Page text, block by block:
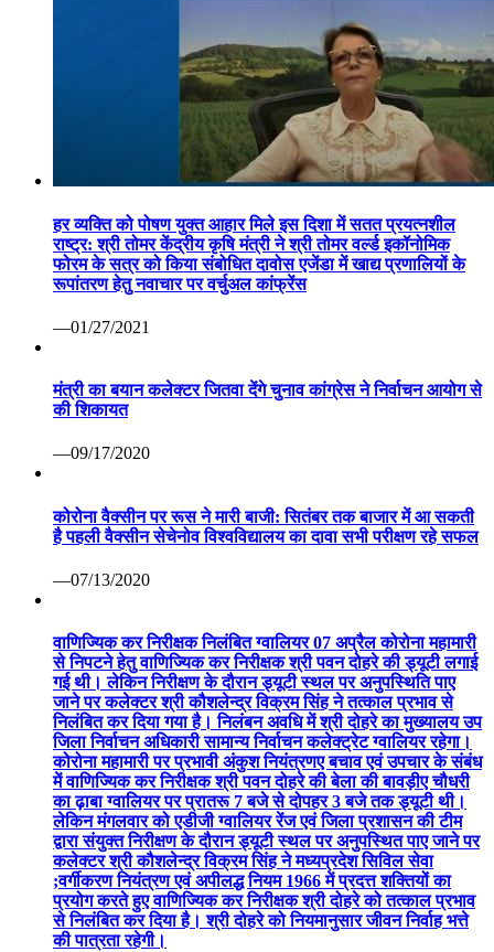
हर व्यक्ति को पोषण युक्त आहार मिले इस दिशा में सतत प्रयत्नशील
राष्ट्र: श्री तोमर केंद्रीय कृषि मंत्री ने श्री तोमर वर्ल्ड इकॉनोमिक
फोरम के सत्र को किया संबोधित दावोस एजेंडा में खाद्य प्रणालियों के
रूपांतरण हेतु नवाचार पर वर्चुअल कांफ्रेंस
—01/27/2021
मंत्री का बयान कलेक्टर जितवा देंगे चुनाव कांग्रेस ने निर्वाचन आयोग से
की शिकायत
—09/17/2020
कोरोना वैक्सीन पर रूस ने मारी बाजी: सितंबर तक बाजार में आ सकती
है पहली वैक्सीन सेचेनोव विश्वविद्यालय का दावा सभी परीक्षण रहे सफल
—07/13/2020
वाणिज्यिक कर निरीक्षक निलंबित ग्वालियर 07 अप्रैल कोरोना महामारी
से निपटने हेतु वाणिज्यिक कर निरीक्षक श्री पवन दोहरे की ड्यूटी लगाई
गई थी। लेकिन निरीक्षण के दौरान ड्यूटी स्थल पर अनुपस्थिति पाए
जाने पर कलेक्टर श्री कौशलेन्द्र विक्रम सिंह ने तत्काल प्रभाव से
निलंबित कर दिया गया है। निलंबन अवधि में श्री दोहरे का मुख्यालय उप
जिला निर्वाचन अधिकारी सामान्य निर्वाचन कलेक्ट्रेट ग्वालियर रहेगा।
कोरोना महामारी पर प्रभावी अंकुश नियंत्रणए बचाव एवं उपचार के संबंध
में वाणिज्यिक कर निरीक्षक श्री पवन दोहरे की बेला की बावड़ीए चौधरी
का ढ़ाबा ग्वालियर पर प्रातरू 7 बजे से दोपहर 3 बजे तक ड्यूटी थी।
लेकिन मंगलवार को एडीजी ग्वालियर रेंज एवं जिला प्रशासन की टीम
द्वारा संयुक्त निरीक्षण के दौरान ड्यूटी स्थल पर अनुपस्थित पाए जाने पर
कलेक्टर श्री कौशलेन्द्र विक्रम सिंह ने मध्यप्रदेश सिविल सेवा
;वर्गीकरण नियंत्रण एवं अपीलद्ध नियम 1966 में प्रदत्त शक्तियों का
प्रयोग करते हुए वाणिज्यिक कर निरीक्षक श्री दोहरे को तत्काल प्रभाव
से निलंबित कर दिया है। श्री दोहरे को नियमानुसार जीवन निर्वाह भत्ते
की पात्रता रहेगी।